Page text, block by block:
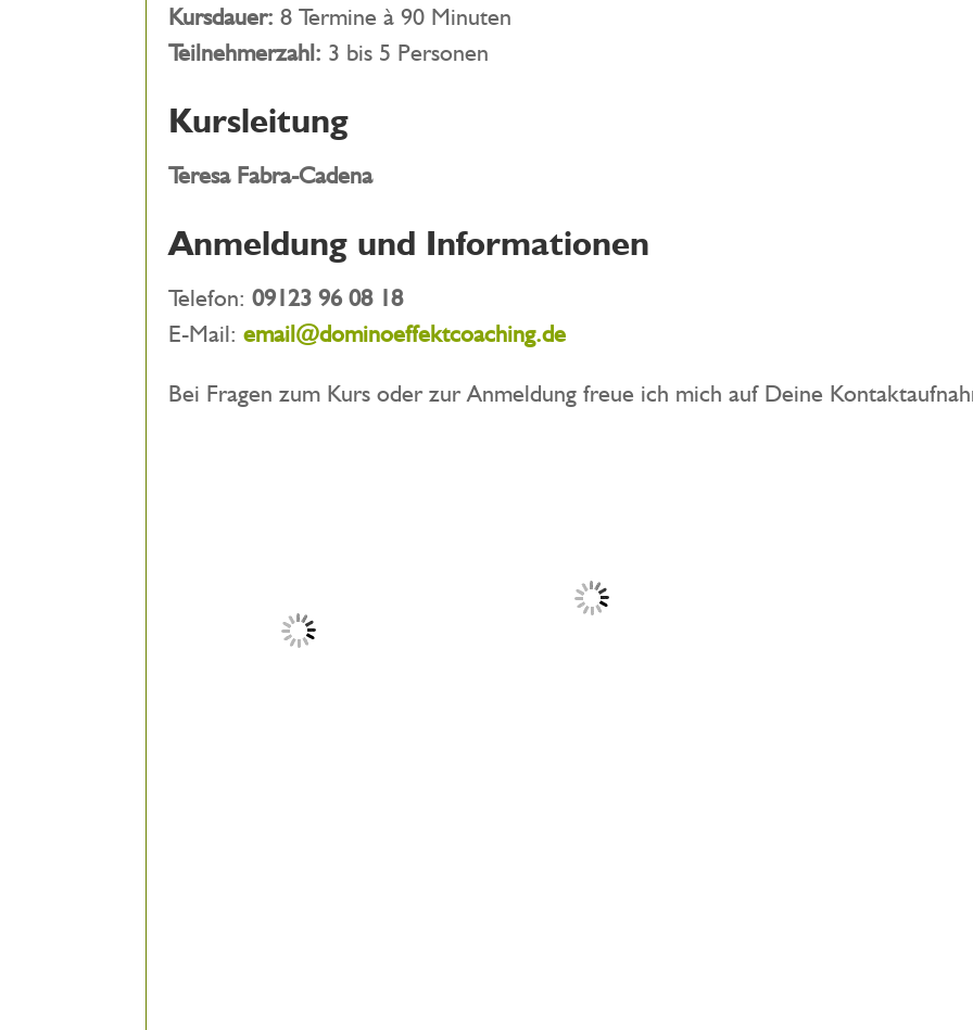
Kursdauer: 8 Termine à 90 Minuten
Teilnehmerzahl: 3 bis 5 Personen
Kursleitung
Teresa Fabra-Cadena
Anmeldung und Informationen
Telefon:09123 96 08 18
E-Mail:email@dominoeffektcoaching.de
Bei Fragen zum Kurs oder zur Anmeldung freue ich mich auf Deine